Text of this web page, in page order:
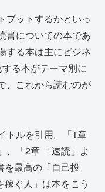
プットするかといっ
書についての本であ
する本は主にビジネ
る本がテーマ別に
、これから読むのが
トルを引用。「1章
、「2章 「速読」よ
を最高の「自己投
ぐ人」は本をこう